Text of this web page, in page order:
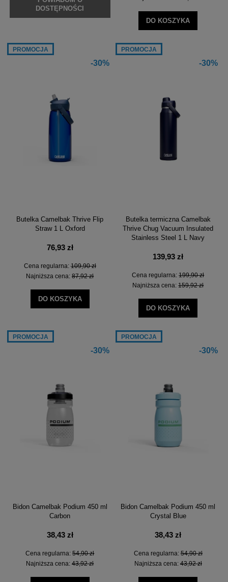
DOSTĘPNOŚCI
DO KOSZYKA
-30%
Butelka Camelbak Thrive Flip
Straw 1 L Oxford
76,93 zł
Cena regularna:109,90 zł
Najniższa cena:87,92 zł
DO KOSZYKA
PROMOCJA
-30%
Butelka termiczna Camelbak
Thrive Chug Vacuum Insulated
Stainless Steel 1 L Navy
139,93 zł
Cena regularna:199,90 zł
Najniższa cena:159,92 zł
DO KOSZYKA
PROMOCJA
-30%
Bidon Camelbak Podium 450 ml
Carbon
38,43 zł
Cena regularna:54,90 zł
Najniższa cena:43,92 zł
PROMOCJA
-30%
Bidon Camelbak Podium 450 ml
Crystal Blue
38,43 zł
Cena regularna:54,90 zł
Najniższa cena:43,92 zł
PROMOCJA